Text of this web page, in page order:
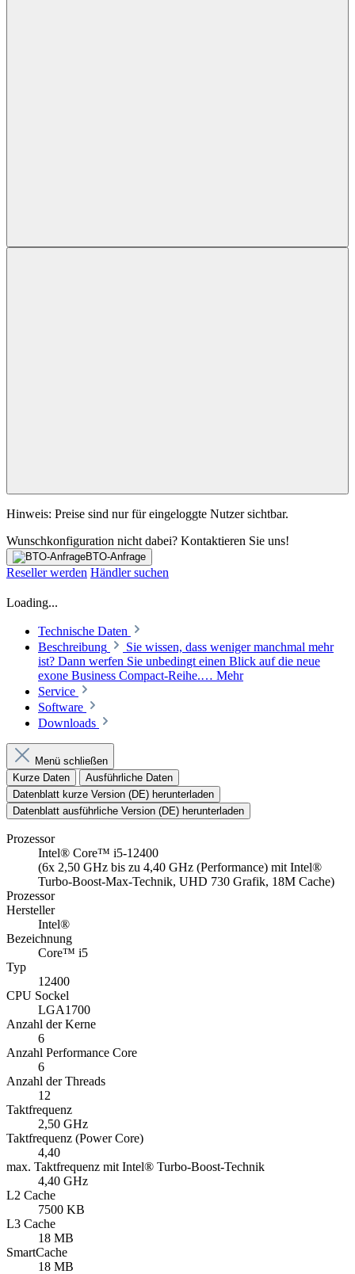
Hinweis: Preise sind nur für eingeloggte Nutzer sichtbar.
Wunschkonfiguration nicht dabei? Kontaktieren Sie uns!
BTO-Anfrage
Reseller werden Händler suchen
Loading...
Technische Daten
Beschreibung
Sie wissen, dass weniger manchmal mehr
ist? Dann werfen Sie unbedingt einen Blick auf die neue
exone Business Compact-Reihe.… Mehr
Service
Software
Downloads
Menü schließen
Kurze Daten
Ausführliche Daten
Datenblatt kurze Version (DE) herunterladen
Datenblatt ausführliche Version (DE) herunterladen
Prozessor
Intel® Core™ i5-12400
(6x 2,50 GHz bis zu 4,40 GHz (Performance) mit Intel®
Turbo-Boost-Max-Technik, UHD 730 Grafik, 18M Cache)
Prozessor
Hersteller
Intel®
Bezeichnung
Core™ i5
Typ
12400
CPU Sockel
LGA1700
Anzahl der Kerne
6
Anzahl Performance Core
6
Anzahl der Threads
12
Taktfrequenz
2,50 GHz
Taktfrequenz (Power Core)
4,40
max. Taktfrequenz mit Intel® Turbo-Boost-Technik
4,40 GHz
L2 Cache
7500 KB
L3 Cache
18 MB
SmartCache
18 MB